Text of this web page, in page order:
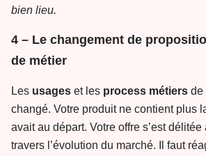
bien lieu.
4 – Le changement de
de métier
Les usages et les process métiers de
changé. Votre produit ne contient plus
avait au départ. Votre offre s’est
travers l’évolution du marché. Il faut